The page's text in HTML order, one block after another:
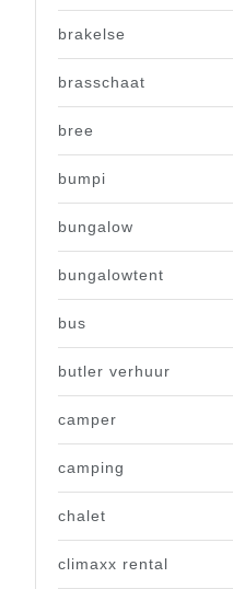
brakelse
brasschaat
bree
bumpi
bungalow
bungalowtent
bus
butler verhuur
camper
camping
chalet
climaxx rental